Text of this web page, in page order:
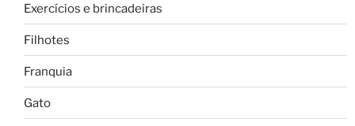
Exercícios e brincadeiras
Filhotes
Franquia
Gato